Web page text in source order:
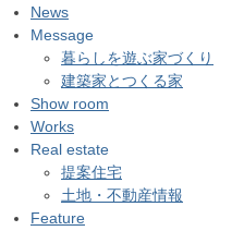
News
Message
暮らしを遊ぶ家づくり
建築家とつくる家
Show room
Works
Real estate
提案住宅
土地・不動産情報
Feature